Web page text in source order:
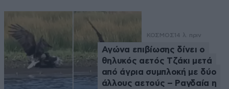
ΚΟΣΜΟΣ 14 λ. πριν
Αγώνα επιβίωσης δίνει ο
θηλυκός αετός Τζάκι μετά
από άγρια συμπλοκή με δύο
άλλους αετούς – Ραγδαία η